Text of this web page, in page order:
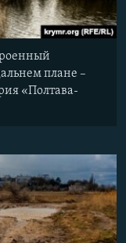
плане –
«Полтава-